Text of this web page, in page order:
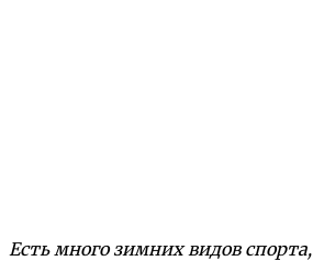
Есть много зимних видов спорта,